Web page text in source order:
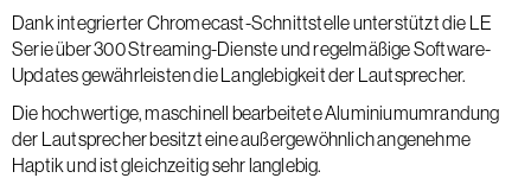
Dank integrierter Chromecast-Schnittstelle unterstützt die LE
Serie über 300 Streaming-Dienste und regelmäßige Software-
Updates gewährleisten die Langlebigkeit der Lautsprecher.
Die hochwertige, maschinell bearbeitete Aluminiumumrandung
der Lautsprecher besitzt eine außergewöhnlich angenehme
Haptik und ist gleichzeitig sehr langlebig.